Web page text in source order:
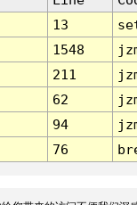
13
1548
211
62
94
76